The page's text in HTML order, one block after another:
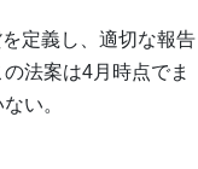
定義し、適切な報告
法案は4月時点でま
い。